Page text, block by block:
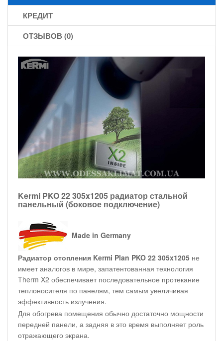
КРЕДИТ
ОТЗЫВОВ (0)
Kermi PKO 22 305x1205 радиатор стальной
панельный (боковое подключение)
Made in Germany
Радиатор отопления Kermi Plan PKO 22 305x1205 не
имеет аналогов в мире, запатентованная технология
Therm X2 обеспечивает последовательное протекание
теплоносителя по панелям, тем самым увеличивая
эффективность излучения.
Для обогрева помещения обычно достаточно мощности
передней панели, а задняя в это время выполняет роль
отражающего экрана.